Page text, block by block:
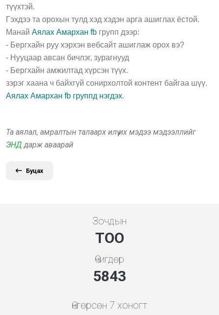
түүхтэй.
Гэхдээ та орохын тулд хэд хэдэн арга ашиглах ёстой.
Манай Аялах Амархан fb групп дээр:
- Бергхайн руу хэрхэн вебсайт ашиглаж орох вэ?
- Нууцаар авсан бичлэг, зурагнууд
- Бергхайн амжилтад хүрсэн түүх.
зэрэг хаана ч байхгүй сонирхолтой контент байгаа шүү.
Аялах Амархан fb группд нэгдэх.
Та аялал, амралтын талаарх илүү их мэдээ мэдээллийг
ЭНД дарж аваарай
Буцах
Зочдын
ТОО
Өчигдөр
5843
Өнгөрсөн 7 хоногт